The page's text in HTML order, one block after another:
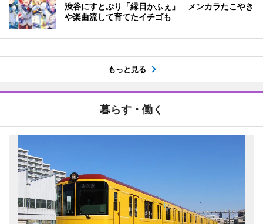
渋谷にすとぷり「縁日かふぇ」 メンカラたこやき
や楽曲流して育てたイチゴも
もっと見る
暮らす・働く